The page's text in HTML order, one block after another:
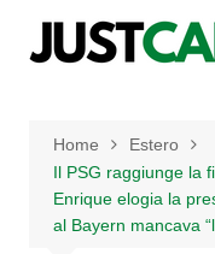
Home
Estero
Il PSG raggiunge la
Enrique elogia la
al Bayern mancava